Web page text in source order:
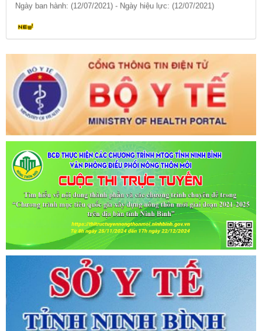
KHAI BÁO Y TẾ THEO THÔNG BÁO KHẨN CỦA BỘ Y TẾ)
Ngày ban hành: (09/07/2021) -Ngày hiệu lực: (09/07/2021)
Tên:(CẬP NHẬT DANH SÁCH CÁC ĐỊA ĐIỂM NGUY CƠ CẦN
KHAI BÁO Y TẾ THEO THÔNG BÁO KHẨN CỦA BỘ Y TẾ)
Ngày ban hành: (06/07/2021) -Ngày hiệu lực: (06/07/2021)
Tên:
(CẬP NHẬT DANH SÁCH CÁC ĐỊA ĐIỂM NGUY CƠ CẦN
KHAI BÁO Y TẾ THEO THÔNG BÁO KHẨN CỦA BỘ Y TẾ)
Ngày ban hành: (02/07/2021) -Ngày hiệu lực: (02/07/2021)